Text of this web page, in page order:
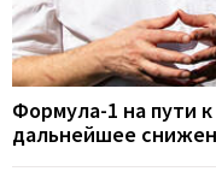
Формула-1 на пути
дальнейшее